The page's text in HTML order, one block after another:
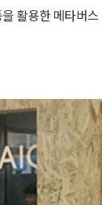
활용한 메타버